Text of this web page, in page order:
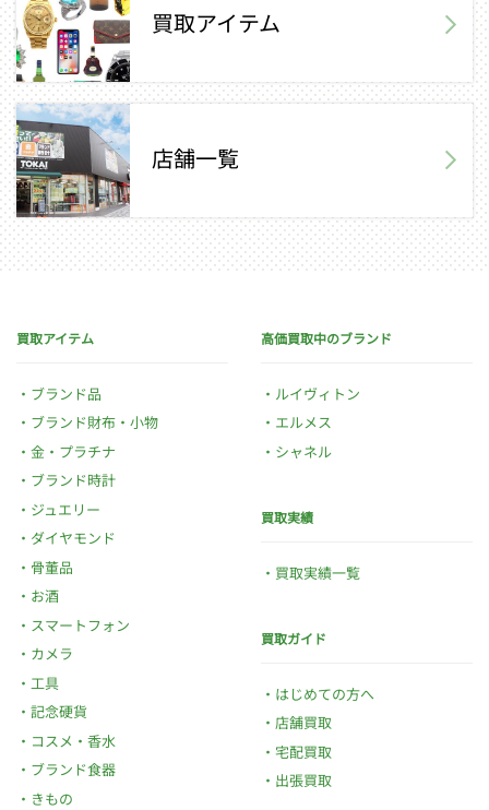
買取アイテム
店舗一覧
買取アイテム
ブランド品
ブランド財布・小物
金・プラチナ
ブランド時計
ジュエリー
ダイヤモンド
骨董品
お酒
スマートフォン
カメラ
工具
記念硬貨
コスメ・香水
ブランド食器
きもの
高価買取中のブランド
ルイヴィトン
エルメス
シャネル
買取実績
買取実績一覧
買取ガイド
はじめての方へ
店舗買取
宅配買取
出張買取